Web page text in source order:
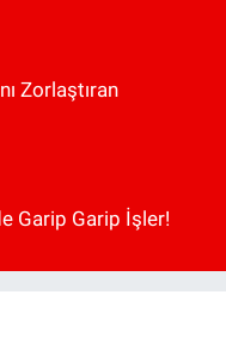
Zorlaştıran
Garip Garip İşler!